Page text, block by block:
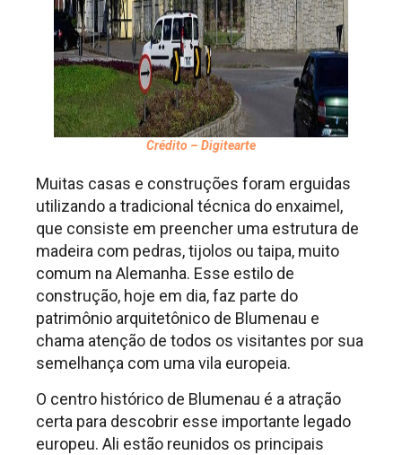
Crédito – Digitearte
Muitas casas e construções foram erguidas
utilizando a tradicional técnica do enxaimel,
que consiste em preencher uma estrutura de
madeira com pedras, tijolos ou taipa, muito
comum na Alemanha. Esse estilo de
construção, hoje em dia, faz parte do
patrimônio arquitetônico de Blumenau e
chama atenção de todos os visitantes por sua
semelhança com uma vila europeia.
O centro histórico de Blumenau é a atração
certa para descobrir esse importante legado
europeu. Ali estão reunidos os principais